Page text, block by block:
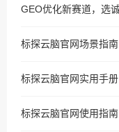
GEO优化新赛道，选
标探云脑官网场景指
标探云脑官网实用手
标探云脑官网使用指